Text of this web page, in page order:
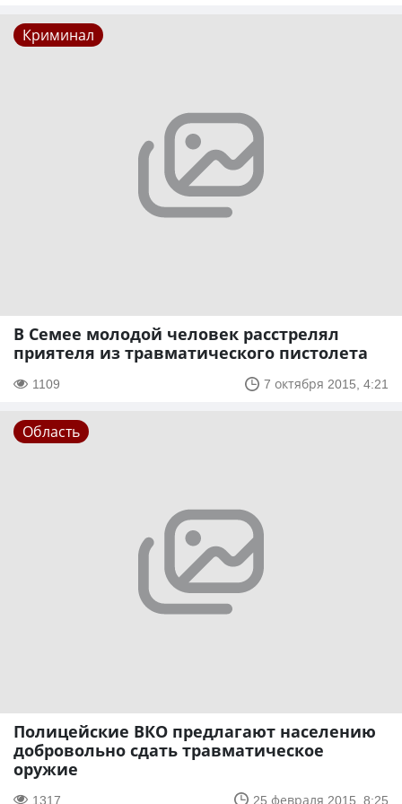
Криминал
В Семее молодой человек расстрелял
приятеля из травматического пистолета
1109 7 октября 2015, 4:21
Область
Полицейские ВКО предлагают населению
добровольно сдать травматическое
оружие
1317 25 февраля 2015, 8:25